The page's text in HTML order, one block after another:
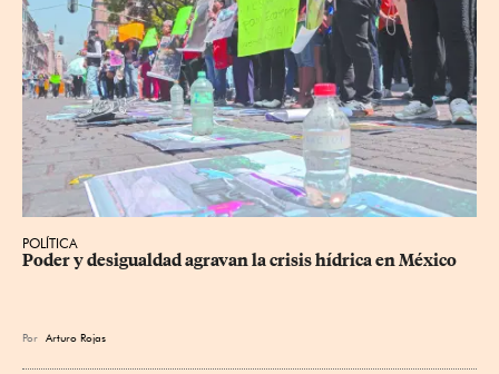
POLÍTICA
Poder y desigualdad agravan la crisis hídrica en México
Por Arturo Rojas